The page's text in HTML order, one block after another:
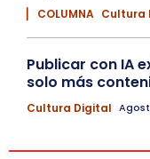
▏ COLUMNA Cultura
Publicar con IA
solo más
Cultura Digital